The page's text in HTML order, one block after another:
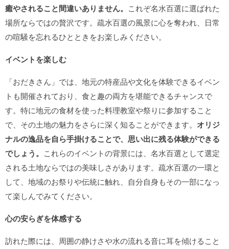
癒やされること間違いありません。 これぞ名水百選に選ばれた
場所ならではの贅沢です。疏水百選の風景に心を奪われ、日常
の喧騒を忘れるひとときをお楽しみください。
イベントを楽しむ
「おだきさん」では、地元の特産品や文化を体験できるイベン
トも開催されており、食と趣の両方を堪能できるチャンスで
す。特に地元の食材を使った料理教室や祭りに参加すること
で、その土地の魅力をさらに深く知ることができます。 オリジ
ナルの逸品を自ら手掛けることで、思い出に残る体験ができる
でしょう。 これらのイベントの背景には、名水百選として選定
される土地ならではの美味しさがあります。疏水百選の一環と
して、地域のお祭りや伝統に触れ、自分自身もその一部になっ
て楽しんでみてください。
心の安らぎを体感する
訪れた際には、周囲の静けさや水の流れる音に耳を傾けること